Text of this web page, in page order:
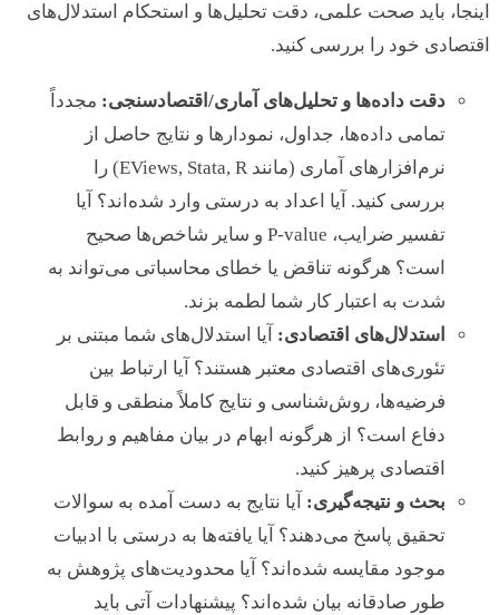
اینجا، باید صحت علمی، دقت تحلیل‌ها و استحکام استدلال‌های
اقتصادی خود را بررسی کنید.
دقت داده‌ها و تحلیل‌های آماری/اقتصادسنجی: مجدداً
تمامی داده‌ها، جداول، نمودارها و نتایج حاصل از
نرم‌افزارهای آماری (مانند EViews, Stata, R) را
بررسی کنید. آیا اعداد به درستی وارد شده‌اند؟ آیا
تفسیر ضرایب، P-value و سایر شاخص‌ها صحیح
است؟ هرگونه تناقض یا خطای محاسباتی می‌تواند به
شدت به اعتبار کار شما لطمه بزند.
استدلال‌های اقتصادی: آیا استدلال‌های شما مبتنی بر
تئوری‌های اقتصادی معتبر هستند؟ آیا ارتباط بین
فرضیه‌ها، روش‌شناسی و نتایج کاملاً منطقی و قابل
دفاع است؟ از هرگونه ابهام در بیان مفاهیم و روابط
اقتصادی پرهیز کنید.
بحث و نتیجه‌گیری: آیا نتایج به دست آمده به سوالات
تحقیق پاسخ می‌دهند؟ آیا یافته‌ها به درستی با ادبیات
موجود مقایسه شده‌اند؟ آیا محدودیت‌های پژوهش به
طور صادقانه بیان شده‌اند؟ پیشنهادات آتی باید